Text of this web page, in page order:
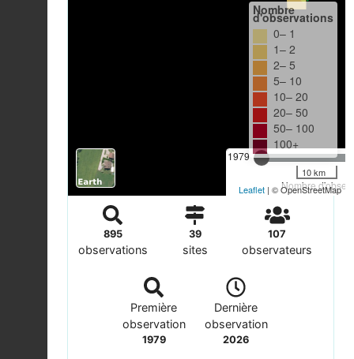
1979
Nombre
Nombre
d'observations
0– 1
1– 2
2– 5
5– 10
10– 20
20– 50
50– 100
100+
10 km
Leaflet | © OpenStreetMap
895
observations
39
sites
107
observateurs
Première
observation
1979
Dernière
observation
2026